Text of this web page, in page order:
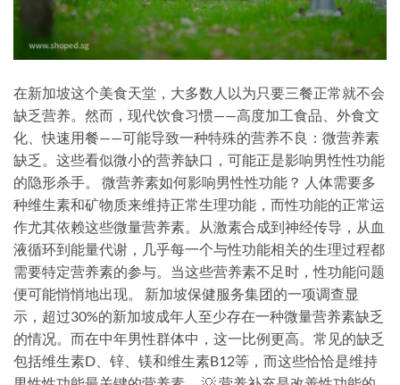
在新加坡这个美食天堂，大多数人以为只要三餐正常就不会
缺乏营养。然而，现代饮食习惯——高度加工食品、外食文
化、快速用餐——可能导致一种特殊的营养不良：微营养素
缺乏。这些看似微小的营养缺口，可能正是影响男性性功能
的隐形杀手。 微营养素如何影响男性性功能？ 人体需要多
种维生素和矿物质来维持正常生理功能，而性功能的正常运
作尤其依赖这些微量营养素。从激素合成到神经传导，从血
液循环到能量代谢，几乎每一个与性功能相关的生理过程都
需要特定营养素的参与。当这些营养素不足时，性功能问题
便可能悄悄地出现。 新加坡保健服务集团的一项调查显
示，超过30%的新加坡成年人至少存在一种微量营养素缺乏
的情况。而在中年男性群体中，这一比例更高。常见的缺乏
包括维生素D、锌、镁和维生素B12等，而这些恰恰是维持